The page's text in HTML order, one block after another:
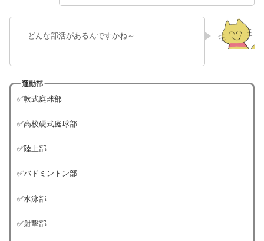
どんな部活があるんですかね～
運動部
✅軟式庭球部
✅高校硬式庭球部
✅陸上部
✅バドミントン部
✅水泳部
✅射撃部